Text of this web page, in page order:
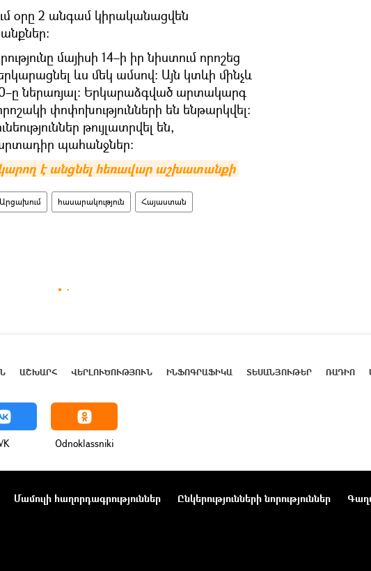
օրը 2 անգամ կիրականացվեն
մայիսի 14–ի իր նիստում որոշեց
ևս մեկ ամսով։ Այն կտևի մինչև
ներառյալ։ Երկարաձգված արտակարգ
փոփոխությունների են ենթարկվել։
թույլատրվել են,
պահանջներ։
է անցնել հեռավար աշխատանքի
հասարակություն Հայաստան
ԱՇԽԱՐՀ ՎԵՐԼՈՒԾՈՒԹՅՈՒՆ ԻՆՖՈԳՐԱՖԻԿԱ ՏԵՍԱՆՅՈՒԹԵՐ ՌԱԴԻՈ
Odnoklassniki
Մամուլի հաղորդագրություններ Ընկերությունների նորություններ